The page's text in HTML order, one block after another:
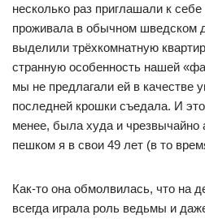
несколько раз приглашали к
проживала в обычном шведском
выделили трёхкомнатную
странную особенность нашей
мы не предлагали ей в качестве
последней крошки съедала. И
менее, была худа и чрезвычайно
пешком я в свои 49 лет (в то
Как-то она обмолвилась, что на
всегда играла роль ведьмы и